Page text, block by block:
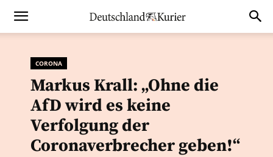
CORONA
Markus Krall: „Ohne die
AfD wird es keine
Verfolgung der
Coronaverbrecher geben!“